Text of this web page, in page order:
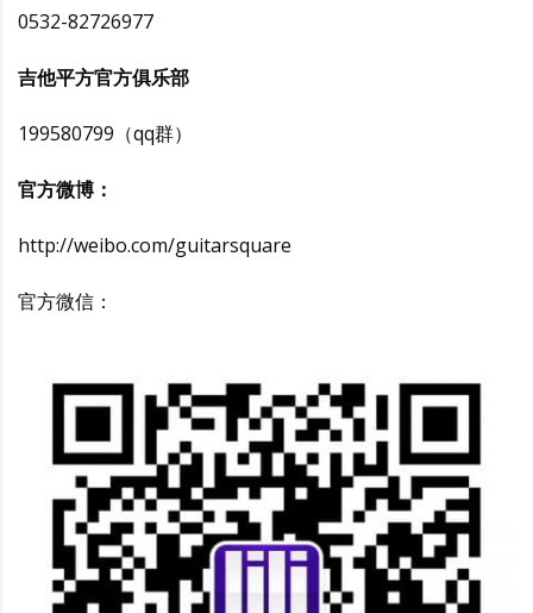
0532-82726977
吉他平方官方俱乐部
199580799（qq群）
官方微博：
http://weibo.com/guitarsquare
官方微信：